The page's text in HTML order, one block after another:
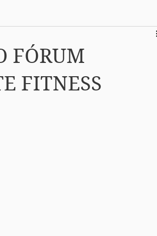
FÓRUM
FITNESS